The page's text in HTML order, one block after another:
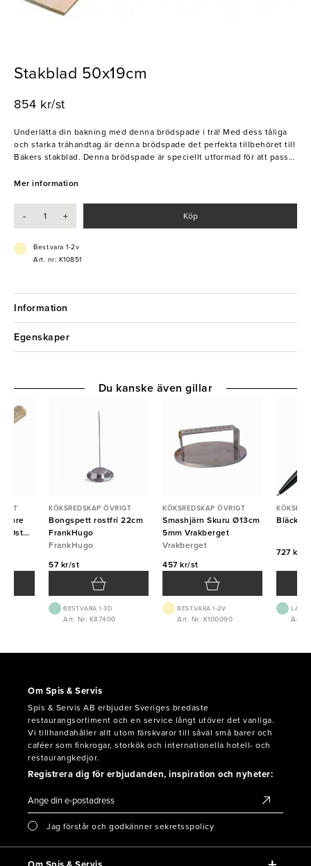
Stakblad 50x19cm
854 kr/st
Underlätta din bakning med denna brödspade i trä! Med dess tåliga
och starka trähandtag är denna brödspade det perfekta tillbehöret till
Bakers stakblad. Denna brödspade är speciellt utformad för att passa
kombinationen för stenugnsbakning. Upplev kvalitet, funktionalitet
- Tålig
- Trä
Mer information
- + Köp
Best.vara 1-2v
Art. nr: K10851
Information
Egenskaper
Pure
KÖKSREDSKAP ÖVRIGT
Bongspett rostfri 22cm
FrankHugo
FrankHugo
57 kr/st
BEST.VARA 1-3D
Art. Nr: K87400
KÖKSREDSKAP ÖVRIGT
Smashjärn Skuru Ø13cm
5mm Vrakberget
Vrakberget
457 kr/st
BEST.VARA 1-2V
Art. Nr: K100090
727 kr/
Art.
Du kanske även gillar
Om Spis & Servis
Spis & Servis AB erbjuder Sveriges bredaste
restaurangsortiment och en service långt utöver det vanliga.
Vi tillhandahåller allt utom färskvaror till såväl små barer och
caféer som finkrogar, storkök och internationella hotell- och
restaurangkedjor.
Registrera dig för erbjudanden, inspiration och nyheter:
Jag förstår och godkänner sekretsspolicy